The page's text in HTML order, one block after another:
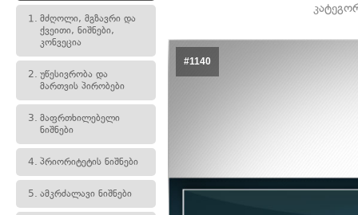
1. მძღოლი, მგზავრი და
ქვეითი, ნიშნები,
კონვეცია
2. უწესივრობა და
მართვის პირობები
3. მაფრთხილებელი
ნიშნები
4. პრიორიტეტის ნიშნები
5. ამკრძალავი ნიშნები
#1140